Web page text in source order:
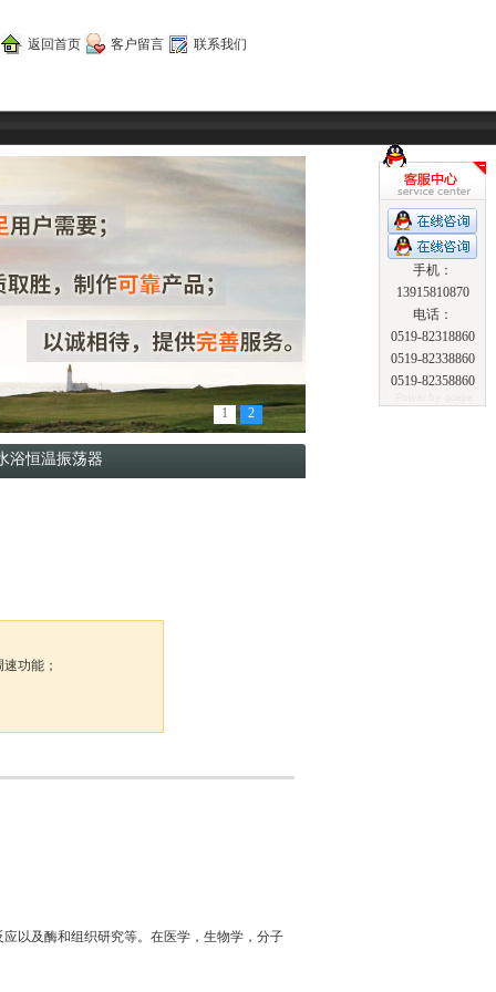
返回首页 客户留言 联系我们
1 2
手机：
13915810870
电话：
0519-82318860
0519-82338860
0519-82358860
浴恒温振荡器
功能；
以及酶和组织研究等。在医学，生物学，分子